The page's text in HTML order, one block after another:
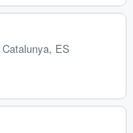
ES